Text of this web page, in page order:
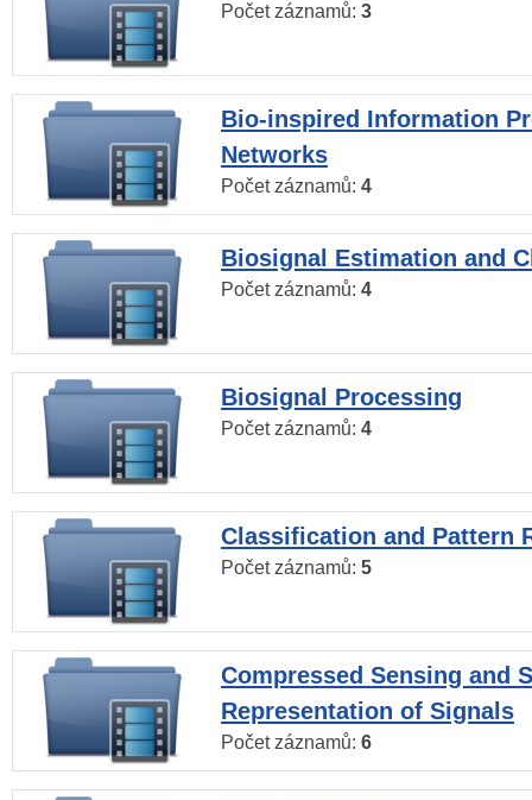
Počet záznamů: 3
Bio-inspired Information
Networks
Počet záznamů: 4
Biosignal Estimation and
Počet záznamů: 4
Biosignal Processing
Počet záznamů: 4
Classification and Pattern
Počet záznamů: 5
Compressed Sensing and
Representation of Signals
Počet záznamů: 6